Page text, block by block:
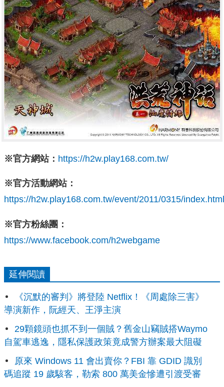
※官方網站： https://h2w.play168.com.tw/
※官方活動網站：
https://h2w.play168.com.tw/event/2011/0315/index.html
※官方粉絲團：
https://www.facebook.com/h2webgame
延伸閱讀
《沉默的審判》將登陸 Netflix！《周處除三害》
導演新作，阮經天、王淨主演
29顆鏡頭也抓不到一個賊？舊金山竊賊搭Waymo
自駕車逃逸，隱私保護政策竟成警方辦案最大阻礙
原來 Windows 11 會出賣你？FBI 靠 GDID 識別
碼追蹤 19 歲駭客，勒索 800 萬美金慘遭引渡受審